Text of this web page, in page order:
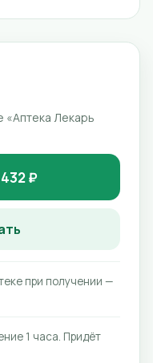
«Аптека Лекарь
432 ₽
при получении —
1 часа. Придёт